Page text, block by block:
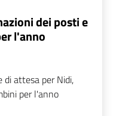
dei posti e
l'anno
di attesa per Nidi,
per l'anno